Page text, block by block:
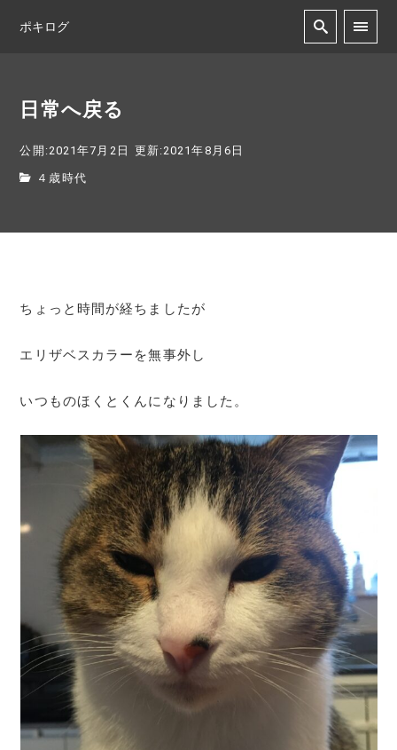
ポキログ
日常へ戻る
公開:2021年7月2日 更新:2021年8月6日
４歳時代
ちょっと時間が経ちましたが
エリザベスカラーを無事外し
いつものほくとくんになりました。